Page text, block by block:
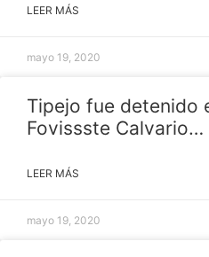
LEER MÁS
mayo 19, 2020
Tipejo fue detenido
Fovissste
LEER MÁS
mayo 19, 2020